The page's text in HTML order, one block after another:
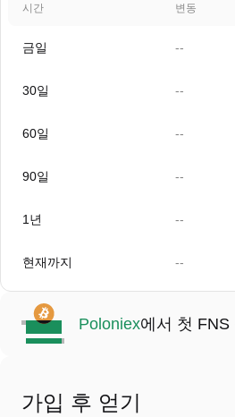
시간 변동
금일 --
30일 --
60일 --
90일 --
1년 --
현재까지 --
Poloniex에서 첫 FNS
가입 후 얻기